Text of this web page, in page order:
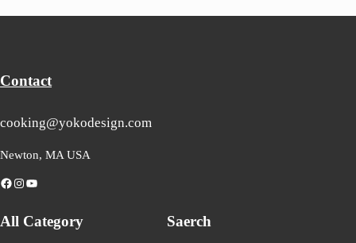
Contact
cooking@yokodesign.com
Newton, MA USA
Facebook
Instagram
YouTube
All Category Saerch